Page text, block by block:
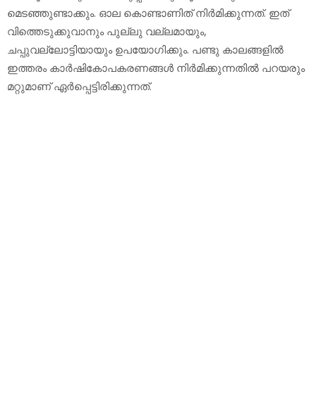
മെടഞ്ഞുണ്ടാക്കും. ഓല കൊണ്ടാണിത് നിര്‍മിക്കുന്നത്. ഇത്
വിത്തെടുക്കുവാനും പുല്ലു വല്ലമായും,
ചപ്പുവല്ലോട്ടിയായും ഉപയോഗിക്കും. പണ്ടു കാലങ്ങളില്‍
ഇത്തരം കാര്‍ഷികോപകരണങ്ങള്‍ നിര്‍മിക്കുന്നതില്‍ പറയരും
മറ്റുമാണ് ഏര്‍പ്പെട്ടിരിക്കുന്നത്.